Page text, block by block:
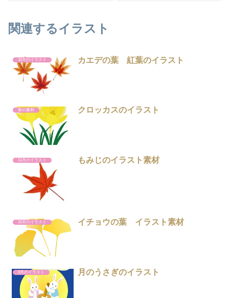
関連するイラスト
10月のイラスト カエデの葉 紅葉のイラスト
春の素材 クロッカスのイラスト
11月のイラスト もみじのイラスト素材
10月のイラスト イチョウの葉 イラスト素材
9月のイラスト 月のうさぎのイラスト